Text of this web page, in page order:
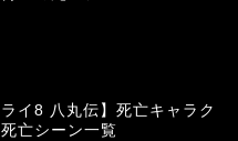
ライ8 八丸伝】死亡キャラク
亡シーン一覧